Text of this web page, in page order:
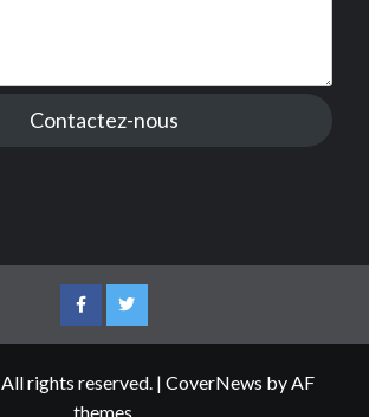
Contactez-nous
FacebookTwitter
rights reserved. | CoverNews by AF
themes.